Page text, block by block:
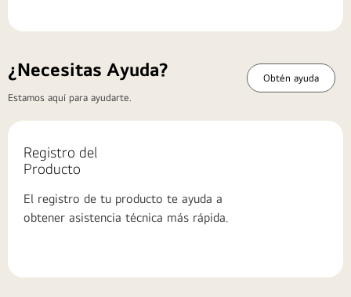
¿Necesitas Ayuda?
Estamos aquí para ayudarte.
Obtén ayuda
Registro del
Producto
El registro de tu producto te ayuda a
obtener asistencia técnica más rápida.